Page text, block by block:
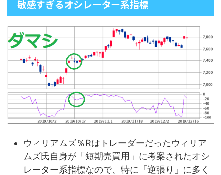
敏感すぎるオシレーター系指標
ウィリアムズ％Rはトレーダーだったウィリア
ムズ氏自身が「短期売買用」に考案されたオシ
レーター系指標なので、特に「逆張り」に多く